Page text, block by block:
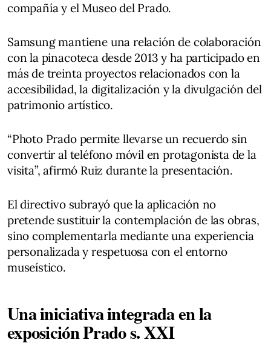
compañía y el Museo del Prado.
Samsung mantiene una relación de colaboración
con la pinacoteca desde 2013 y ha participado en
más de treinta proyectos relacionados con la
accesibilidad, la digitalización y la divulgación del
patrimonio artístico.
“Photo Prado permite llevarse un recuerdo sin
convertir al teléfono móvil en protagonista de la
visita”, afirmó Ruiz durante la presentación.
El directivo subrayó que la aplicación no
pretende sustituir la contemplación de las obras,
sino complementarla mediante una experiencia
personalizada y respetuosa con el entorno
museístico.
Una iniciativa integrada en la
exposición Prado s. XXI